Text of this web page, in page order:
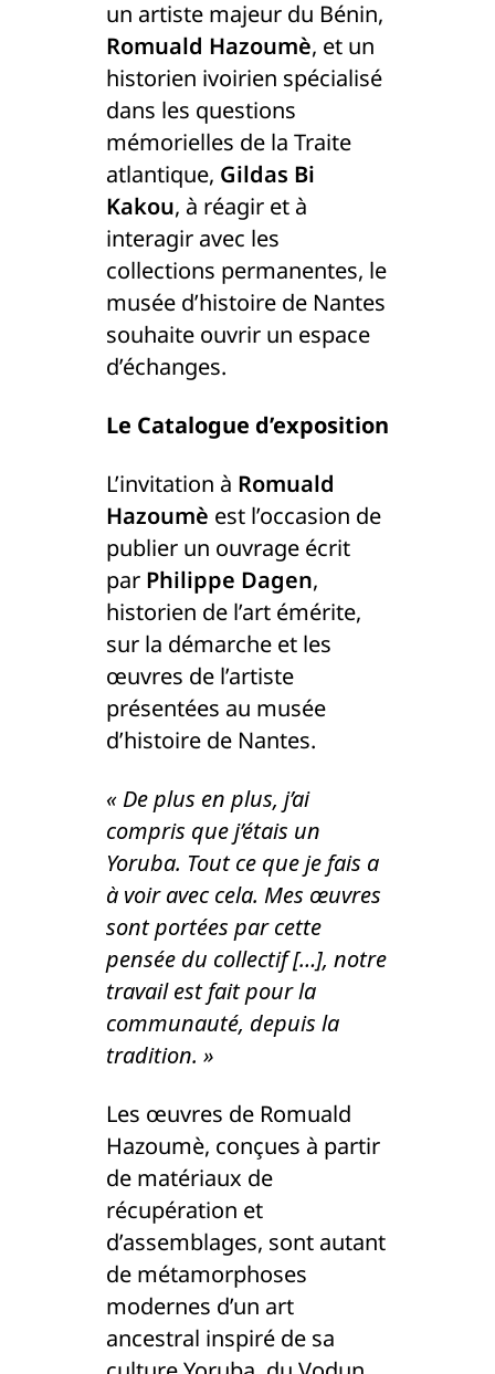
un artiste majeur du Bénin,
Romuald Hazoumè, et un
historien ivoirien spécialisé
dans les questions
mémorielles de la Traite
atlantique, Gildas Bi
Kakou, à réagir et à
interagir avec les
collections permanentes, le
musée d’histoire de Nantes
souhaite ouvrir un espace
d’échanges.
Le Catalogue d’exposition
L’invitation à Romuald
Hazoumè est l’occasion de
publier un ouvrage écrit
par Philippe Dagen,
historien de l’art émérite,
sur la démarche et les
œuvres de l’artiste
présentées au musée
d’histoire de Nantes.
« De plus en plus, j’ai
compris que j’étais un
Yoruba. Tout ce que je fais a
à voir avec cela. Mes œuvres
sont portées par cette
pensée du collectif […], notre
travail est fait pour la
communauté, depuis la
tradition. »
Les œuvres de Romuald
Hazoumè, conçues à partir
de matériaux de
récupération et
d’assemblages, sont autant
de métamorphoses
modernes d’un art
ancestral inspiré de sa